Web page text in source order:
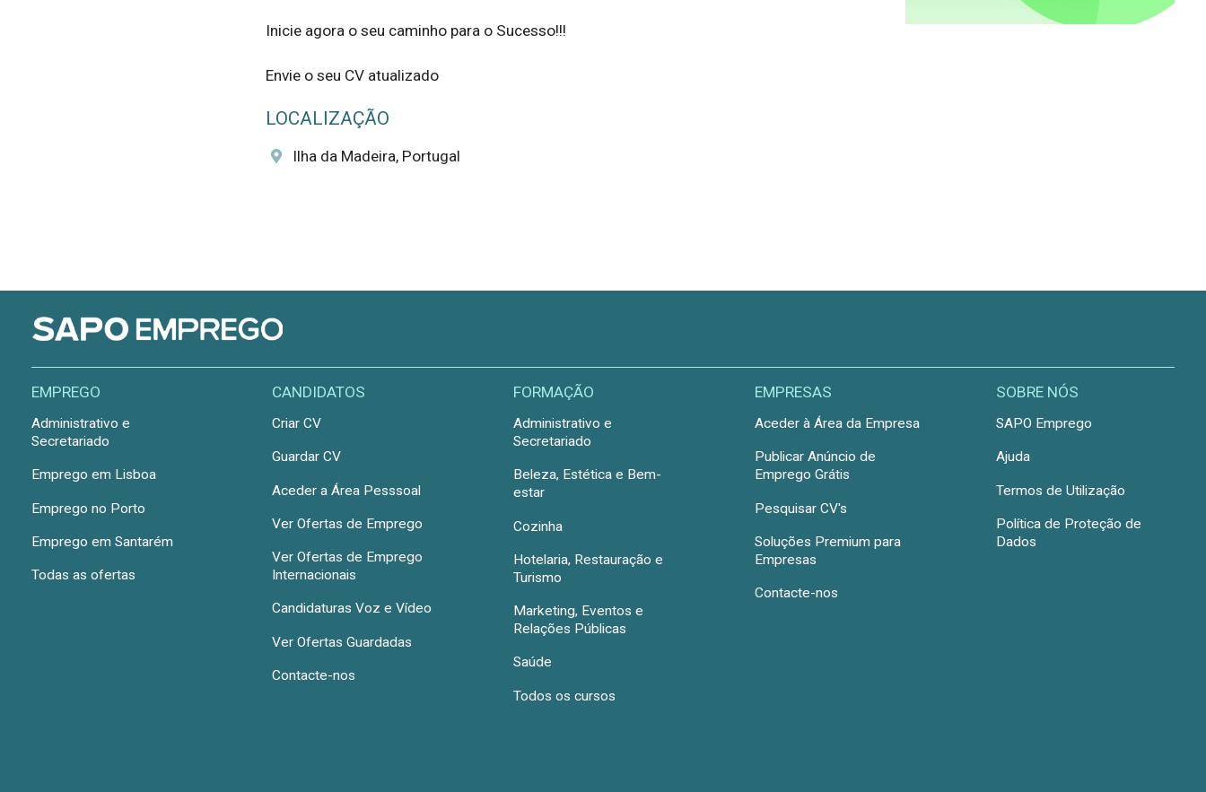
Inicie agora o seu caminho para o Sucesso!!!
Envie o seu CV atualizado
LOCALIZAÇÃO
Ilha da Madeira, Portugal
EMPREGO
Administrativo e
Secretariado
Emprego em Lisboa
Emprego no Porto
Emprego em Santarém
Todas as ofertas
CANDIDATOS
Criar CV
Guardar CV
Aceder a Área Pesssoal
Ver Ofertas de Emprego
Ver Ofertas de Emprego
Internacionais
Candidaturas Voz e Vídeo
Ver Ofertas Guardadas
Contacte-nos
FORMAÇÃO
Administrativo e
Secretariado
Beleza, Estética e Bem-
estar
Cozinha
Hotelaria, Restauração e
Turismo
Marketing, Eventos e
Relações Públicas
Saúde
Todos os cursos
EMPRESAS
Aceder à Área da Empresa
Publicar Anúncio de
Emprego Grátis
Pesquisar CV's
Soluções Premium para
Empresas
Contacte-nos
SOBRE NÓS
SAPO Emprego
Ajuda
Termos de Utilização
Política de Proteção de
Dados